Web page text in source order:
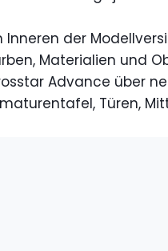
Inneren der
Materialien und
Advance über
Türen,